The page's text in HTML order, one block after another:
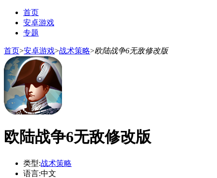
首页
安卓游戏
专题
首页>安卓游戏>战术策略>欧陆战争6无敌修改版
欧陆战争6无敌修改版
类型:战术策略
语言:中文